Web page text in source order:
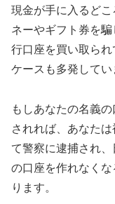
現金が手に入るど
ネーやギフト券を
行口座を買い取ら
ケースも多発してい
もしあなたの名義
されれば、あなた
て警察に逮捕され
の口座を作れなく
ります。